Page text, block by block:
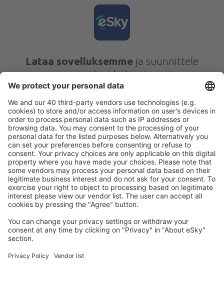
Lataa sovelluksemme ja suunnittele
matkasi helposti
Suunnittele matkasi
Halvat lennot
Kaupunkilomat
Lomamatkat
Majoitus
Lento+Hotelli
Hotellit
Kuljetukset